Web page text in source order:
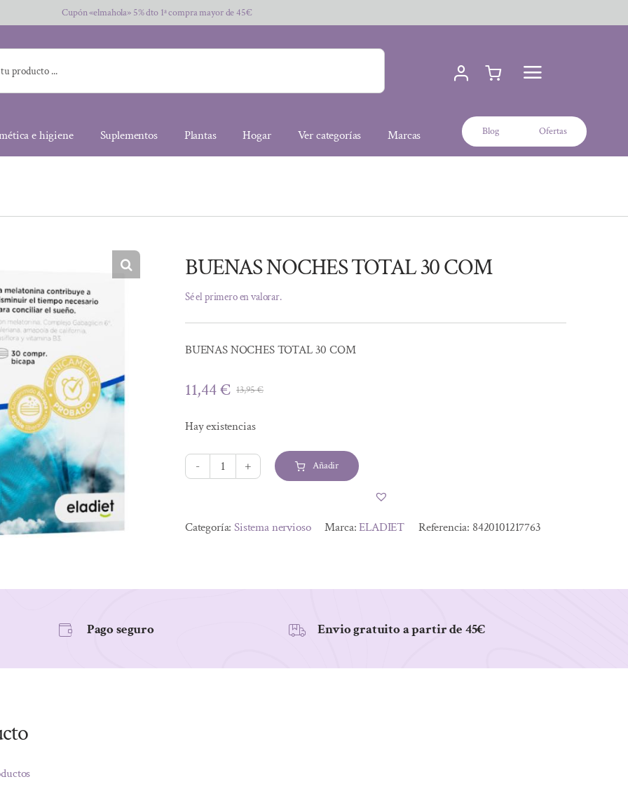
Cupón «elmahola» 5% dto 1ª compra mayor de 45€
e higiene Suplementos Plantas Hogar Ver categorías Marcas Blog Ofertas
BUENAS NOCHES TOTAL 30 COM
Sé el primero en valorar.
BUENAS NOCHES TOTAL 30 COM
13,95€El
era:
13,95 €.
11,44€
El
es:
11,44 €.
Hay existencias
BUENAS
30
Añadir
Categoría:Sistema nervioso Marca:ELADIET Referencia: 8420101217763
Pago seguro Envio gratuito a partir de 45€